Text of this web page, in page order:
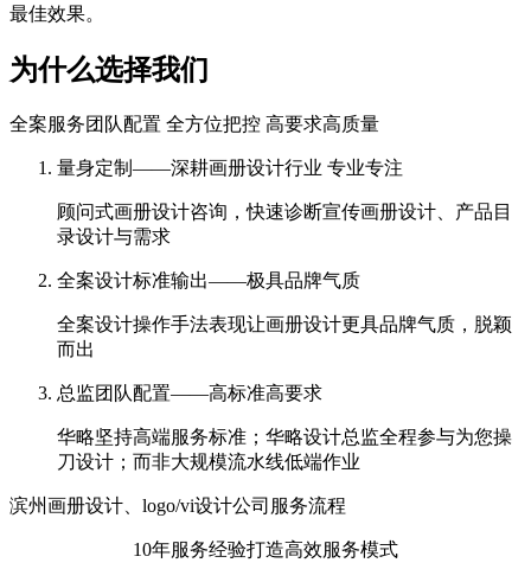
最佳效果。
为什么选择我们
全案服务团队配置 全方位把控 高要求高质量
量身定制——深耕画册设计行业 专业专注
顾问式画册设计咨询，快速诊断宣传画册设计、产品目
录设计与需求
全案设计标准输出——极具品牌气质
全案设计操作手法表现让画册设计更具品牌气质，脱颖
而出
总监团队配置——高标准高要求
华略坚持高端服务标准；华略设计总监全程参与为您操
刀设计；而非大规模流水线低端作业
滨州画册设计、logo/vi设计公司服务流程
10年服务经验打造高效服务模式